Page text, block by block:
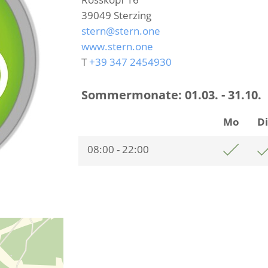
39049 Sterzing
stern@stern.one
www.stern.one
T+39 347 2454930
Sommermonate: 01.03. - 31.10.
Mo Di
08:00 - 22:00